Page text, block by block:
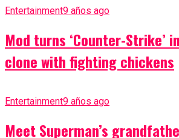
Entertainment9 años ago
Mod turns ‘Counter-Strike’
clone with fighting chickens
Entertainment9 años ago
Meet Superman’s